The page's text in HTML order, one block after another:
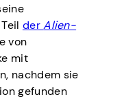
derAlien-
von
mit
nachdem sie
gefunden